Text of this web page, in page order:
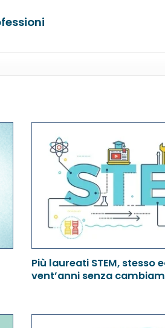
Più laureati STEM, stesso
vent’anni senza